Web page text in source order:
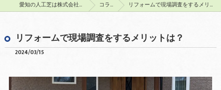
愛知の人工芝は株式会社アース コラム リフォームで現場調査をするメリットは？
リフォームで現場調査をするメリットは？
2024/03/15